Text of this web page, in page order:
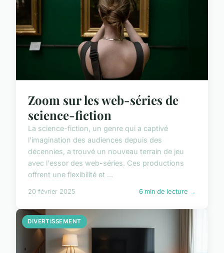
Zoom sur les web-séries de
science-fiction
La science-fiction, un genre qui a captivé
l'imagination des audiences depuis des
décennies, a trouvé un nouveau terrain de jeu
avec l'essor des web-séries. Ces productions
offrent une flexibilité et ...
20 février 2025 6 min de lecture →
DIVERTISSEMENT